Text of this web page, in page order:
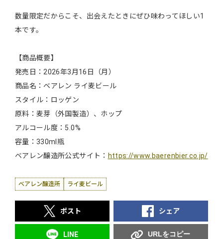
数量限定だからこそ、出会えたときにぜひ味わってほしい1
本です。
【商品概要】
発売日：2026年3月16日（月）
商品名：ベアレン ライ麦ビール
スタイル：ロッゲン
原料：麦芽（外国製造）、ホップ
アルコール度：5.0%
容量：330ml瓶
ベアレン醸造所公式サイト： https://www.baerenbier.co.jp/
ベアレン醸造所 ライ麦ビール
ポスト シェア
LINE URLをコピー